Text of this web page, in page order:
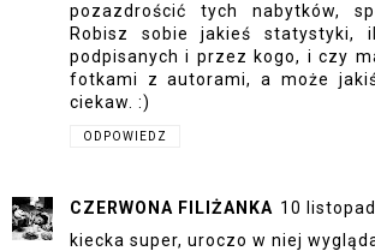
pozazdrościć tych nabytków,
Robisz sobie jakieś statystyki,
podpisanych i przez kogo, i czy
fotkami z autorami, a może
ciekaw. :)
ODPOWIEDZ
CZERWONA FILIŻANKA 10
kiecka super, uroczo w niej